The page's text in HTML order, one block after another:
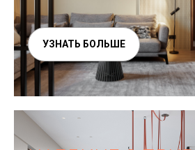
УЗНАТЬ БОЛЬШЕ